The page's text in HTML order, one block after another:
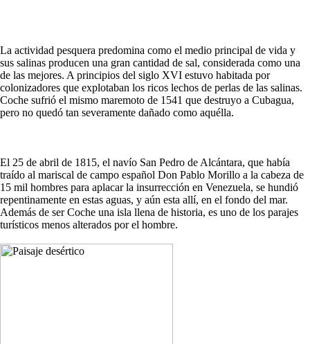
La actividad pesquera predomina como el medio principal de vida y
sus salinas producen una gran cantidad de sal, considerada como una
de las mejores. A principios del siglo XVI estuvo habitada por
colonizadores que explotaban los ricos lechos de perlas de las salinas.
Coche sufrió el mismo maremoto de 1541 que destruyo a Cubagua,
pero no quedó tan severamente dañado como aquélla.
El 25 de abril de 1815, el navío San Pedro de Alcántara, que había
traído al mariscal de campo español Don Pablo Morillo a la cabeza de
15 mil hombres para aplacar la insurrección en Venezuela, se hundió
repentinamente en estas aguas, y aún esta allí, en el fondo del mar.
Además de ser Coche una isla llena de historia, es uno de los parajes
turísticos menos alterados por el hombre.